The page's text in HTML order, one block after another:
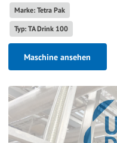
Marke: Tetra Pak
Typ: TA Drink 100
Maschine ansehen